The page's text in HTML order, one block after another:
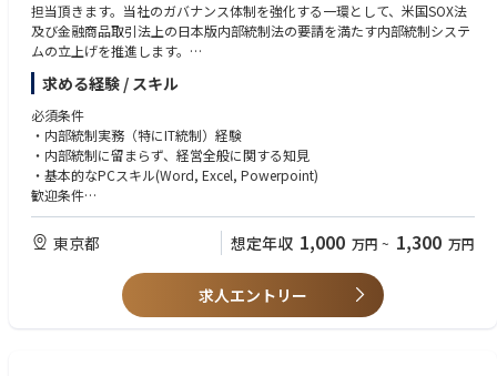
・対象部門から提出された証憑を基に、リスクと統制の整備状況を確認
（整備状況）
・整備が確認された統制通りに運用されているかを確認（運用状況）
・統制通りに運用されていない不備に対しては、改善提案を指示及びその
妥当性を確認し、改善の進捗をチェック。
・内部統制の経営者評価の報告書作成
担当頂きます。当社のガバナンス体制を強化する一環として、米国SOX法
及び金融商品取引法上の日本版内部統制法の要請を満たす内部統制システ
ムの立上げを推進します。
※業務具体例
・内部統制計画の策定および評価体制の構築
・内部統制制度の整備・運用に関する検討、提案、助言、確認
・対象システムやIT運用に関する関係部門へのヒアリングを通じて、IT方
針、手順書、運用実態を確認し、主要なITリスクと対応する統制（IT全般
統制・業務処理統制）を整理・文書化
（整備状況）
・整備が確認された統制通りに運用されているかを確認（運用状況）
・統制通りに運用されていない不備に対しては、改善提案を指示及びその
妥当性を確認し、改善の進捗をチェック。
・内部統制の経営者評価の報告書作成
求める経験 / スキル
必須条件
・内部統制実務（特にIT統制）経験
・内部統制に留まらず、経営全般に関する知見
・基本的なPCスキル(Word, Excel, Powerpoint)
歓迎条件
・業務に慣れるまで（概ね半年～1年）原則出社可能であること
・外部監査（IT監査）対応および指摘事項への対応経験
・製造業における業務知識（販売、購買、在庫、原価、予算管理等の主要
業務に関する理解）
・内部統制の構築または評価（J-SOXを含む）において、統制設計・評価
または改善対応を主体的に推進した経験
東京都 想定年収 1,000 万円 ~ 1,300 万円
求人エントリー